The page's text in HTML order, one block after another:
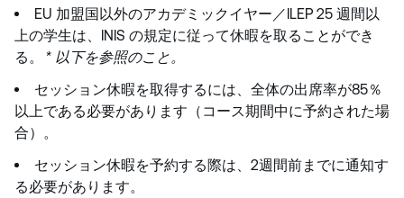
EU 加盟国以外のアカデミックイヤー／ILEP 25 週間以
上の学生は、INIS の規定に従って休暇を取ることができ
る。
* 以下を参照のこと。
セッション休暇を取得するには、全体の出席率が85％
以上である必要があります（コース期間中に予約された場
合）。
セッション休暇を予約する際は、2週間前までに通知す
る必要があります。